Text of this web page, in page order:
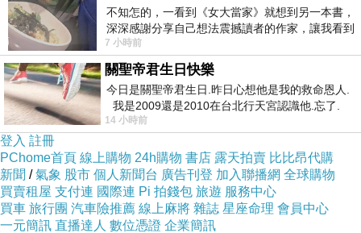
不知怎的，一看到《女大當家》就想到另一本書，
深深感謝分享自己想法震撼讀者的作家，讓我看到
不同樣貌的家庭！ 《女大
7 小時前
關聖帝君生日快樂
今日是關聖帝君生日.昨日心想他是我的救命恩人.
我是2009還是2010在台北行天宮認識他.忘了.
一個奇摩交友的網友學
14 小時前
登入 註冊
PChome首頁 線上購物 24h購物 書店 露天拍賣 比比昂代購
新聞 /氣象 股市 個人新聞台 廣告刊登 加入聯播網 全球購物
買賣租屋 支付連 國際連 Pi 拍錢包 旅遊 服務中心
買車 旅行團 汽車險推薦 線上麻將 雜誌 星座命理 會員中心
一元簡訊 直播達人 數位憑證 企業簡訊